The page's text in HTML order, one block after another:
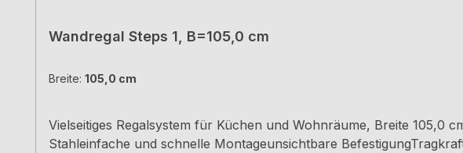
Wandregal Steps 1, B=105,0 cm
Breite: 105,0 cm
Vielseitiges Regalsystem für Küchen und Wohnräume, Breite 105,0
Stahleinfache und schnelle Montageunsichtbare